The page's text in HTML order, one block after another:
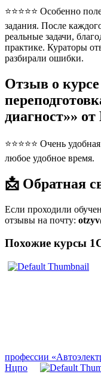
⭐⭐⭐⭐⭐ Особенно
задания. После
реальные задачи,
практике. Кураторы
разбирали ошибки.
Отзыв о
диагност»»
⭐⭐⭐⭐⭐ Очень
любое удобное время.
📩 Обратная
Если проходили
отзывы на почту:
Похожие курсы
профессии
Нцпо